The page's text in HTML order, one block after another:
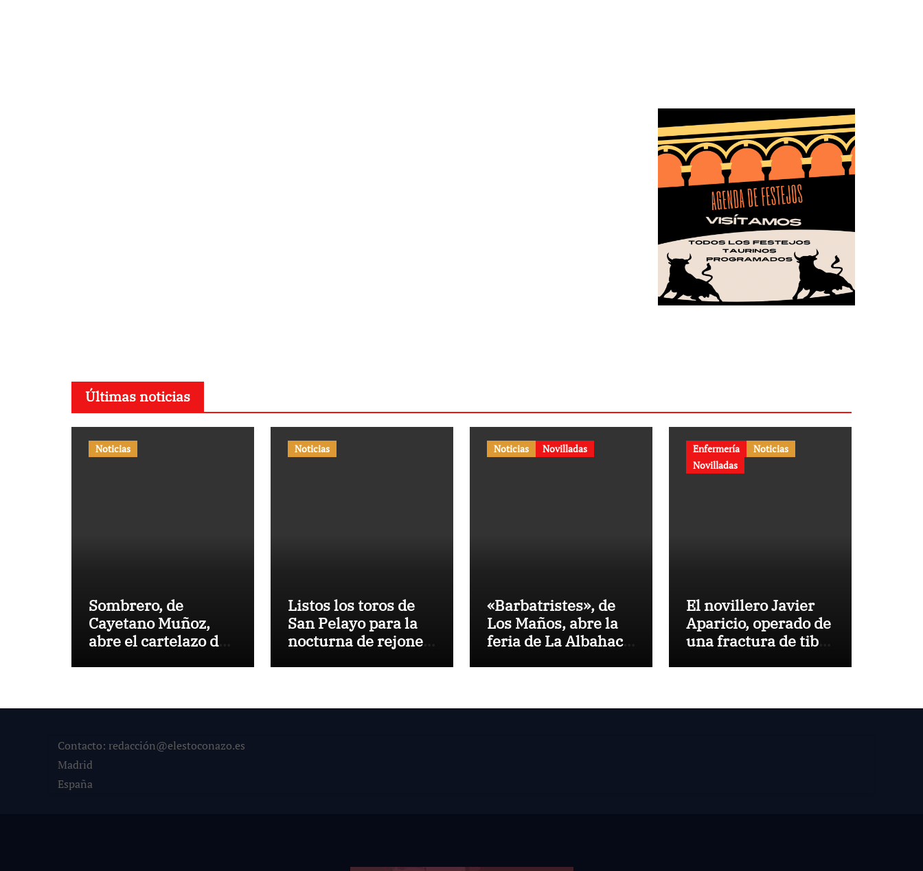
Últimas noticias
Noticias
Sombrero, de
Cayetano Muñoz,
abre el cartelazo de
Noticias
Listos los toros de
San Pelayo para la
nocturna de rejones
Noticias Novilladas
«Barbatristes», de
Los Maños, abre la
feria de La Albahaca
Enfermería
Noticias
Novilladas
El novillero Javier
Aparicio, operado de
una fractura de tibia
Contacto: redacción@elestoconazo.es
Madrid
España